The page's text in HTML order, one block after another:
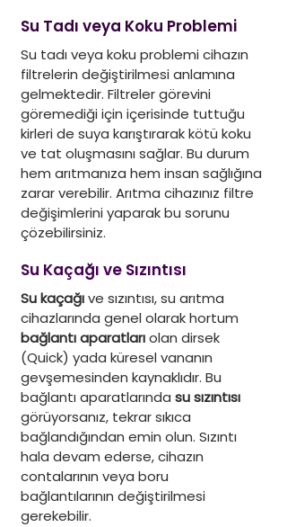
Su Tadı veya Koku Problemi
Su tadı veya koku problemi cihazın
filtrelerin değiştirilmesi anlamına
gelmektedir. Filtreler görevini
göremediği için içerisinde tuttuğu
kirleri de suya karıştırarak kötü koku
ve tat oluşmasını sağlar. Bu durum
hem arıtmanıza hem insan sağlığına
zarar verebilir. Arıtma cihazınız filtre
değişimlerini yaparak bu sorunu
çözebilirsiniz.
Su Kaçağı ve Sızıntısı
Su kaçağı ve sızıntısı, su arıtma
cihazlarında genel olarak hortum
bağlantı aparatları olan dirsek
(Quick) yada küresel vananın
gevşemesinden kaynaklıdır. Bu
bağlantı aparatlarında su sızıntısı
görüyorsanız, tekrar sıkıca
bağlandığından emin olun. Sızıntı
hala devam ederse, cihazın
contalarının veya boru
bağlantılarının değiştirilmesi
gerekebilir.